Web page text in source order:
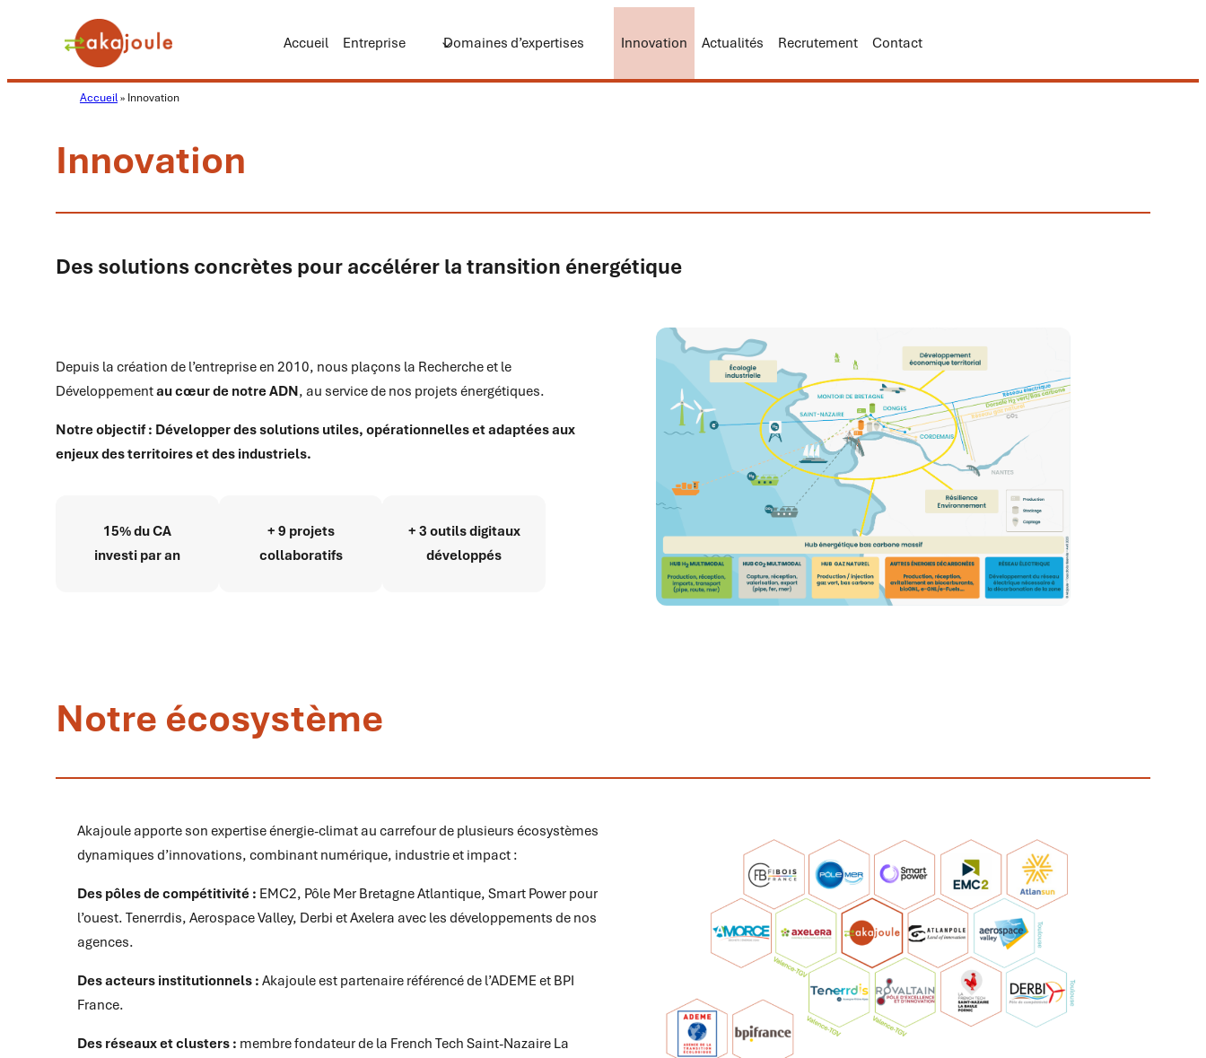
Accueil Entreprise Domaines d’expertises Innovation Actualités Recrutement Contact
Accueil» Innovation
Innovation
Des solutions concrètes pour accélérer la transition énergétique
Depuis la création de l’entreprise en 2010, nous plaçons la Recherche et le
Développementau cœur de notre ADN, au service de nos projets énergétiques.
Notre objectif : Développer des solutions utiles, opérationnelles et adaptées aux
enjeux des territoires et des industriels.
15% du CA
investi par an
+ 9 projets
collaboratifs
+ 3 outils digitaux
développés
Notre écosystème
Akajoule apporte son expertise énergie-climat au carrefour de plusieurs écosystèmes
dynamiques d’innovations, combinant numérique, industrie et impact :
Des pôles de compétitivité : EMC2, Pôle Mer Bretagne Atlantique, Smart Power pour
l’ouest. Tenerrdis, Aerospace Valley, Derbi et Axelera avec les développements de nos
agences.
Des acteurs institutionnels : Akajoule est partenaire référencé de l’ADEME et BPI
France.
Des réseaux et clusters : membre fondateur de la French Tech Saint-Nazaire La